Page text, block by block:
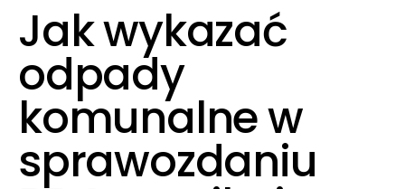
Jak wykazać
odpady
komunalne w
sprawozdaniu